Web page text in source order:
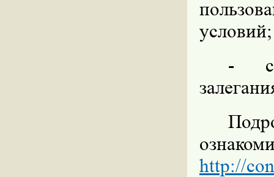
условий;
-
http://